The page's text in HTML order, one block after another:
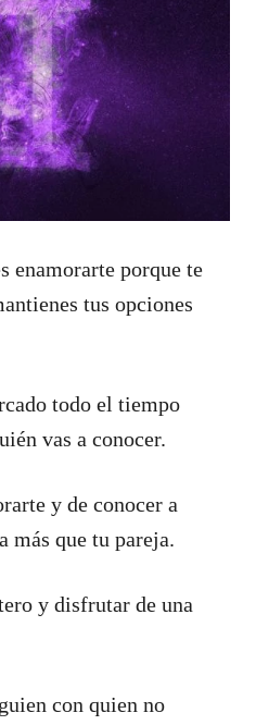
enamorarte porque te
tus opciones
todo el tiempo
vas a conocer.
y de conocer a
más que tu pareja.
y disfrutar de una
con quien no